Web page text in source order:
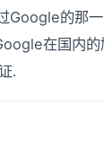
Google的那
在国内
.